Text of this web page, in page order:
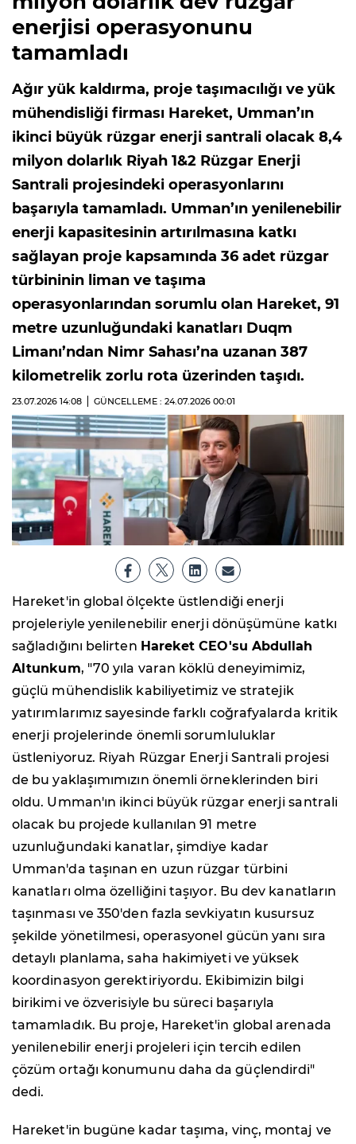
enerjisi operasyonunu
tamamladı
Ağır yük kaldırma, proje taşımacılığı ve yük
mühendisliği firması Hareket, Umman’ın
ikinci büyük rüzgar enerji santrali olacak 8,4
milyon dolarlık Riyah 1&2 Rüzgar Enerji
Santrali projesindeki operasyonlarını
başarıyla tamamladı. Umman’ın yenilenebilir
enerji kapasitesinin artırılmasına katkı
sağlayan proje kapsamında 36 adet rüzgar
türbininin liman ve taşıma
operasyonlarından sorumlu olan Hareket, 91
metre uzunluğundaki kanatları Duqm
Limanı’ndan Nimr Sahası’na uzanan 387
kilometrelik zorlu rota üzerinden taşıdı.
23.07.2026 14:08 GÜNCELLEME : 24.07.2026 00:01
Hareket'in global ölçekte üstlendiği enerji
projeleriyle yenilenebilir enerji dönüşümüne katkı
sağladığını belirten Hareket CEO'su Abdullah
Altunkum, "70 yıla varan köklü deneyimimiz,
güçlü mühendislik kabiliyetimiz ve stratejik
yatırımlarımız sayesinde farklı coğrafyalarda kritik
enerji projelerinde önemli sorumluluklar
üstleniyoruz. Riyah Rüzgar Enerji Santrali projesi
de bu yaklaşımımızın önemli örneklerinden biri
oldu. Umman'ın ikinci büyük rüzgar enerji santrali
olacak bu projede kullanılan 91 metre
uzunluğundaki kanatlar, şimdiye kadar
Umman'da taşınan en uzun rüzgar türbini
kanatları olma özelliğini taşıyor. Bu dev kanatların
taşınması ve 350'den fazla sevkiyatın kusursuz
şekilde yönetilmesi, operasyonel gücün yanı sıra
detaylı planlama, saha hakimiyeti ve yüksek
koordinasyon gerektiriyordu. Ekibimizin bilgi
birikimi ve özverisiyle bu süreci başarıyla
tamamladık. Bu proje, Hareket'in global arenada
yenilenebilir enerji projeleri için tercih edilen
çözüm ortağı konumunu daha da güçlendirdi"
dedi.
Hareket'in bugüne kadar taşıma, vinç, montaj ve